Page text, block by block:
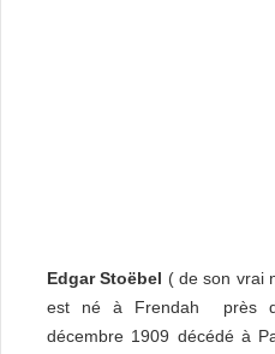
Edgar Stoëbel ( de son vrai
est né à Frendah près
décembre 1909 décédé à